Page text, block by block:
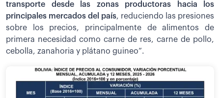
transporte desde las zonas productoras hacia los
principales mercados del país, reduciendo las presiones
sobre los precios, principalmente de alimentos de
primera necesidad como carne de res, carne de pollo,
cebolla, zanahoria y plátano guineo”.